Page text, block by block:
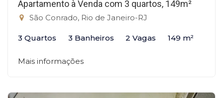
Apartamento à Venda com 3 quartos, 149m²
São Conrado, Rio de Janeiro-RJ
3 Quartos 3 Banheiros 2 Vagas 149 m²
Mais informações